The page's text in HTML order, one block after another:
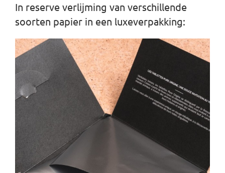
In reserve verlijming van verschillende
soorten papier in een luxeverpakking: